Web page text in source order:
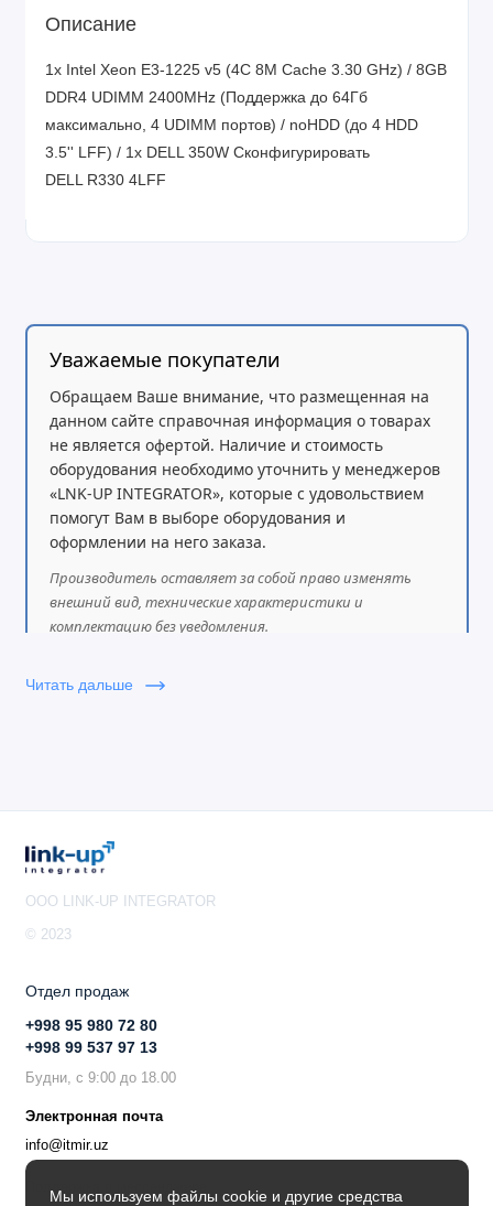
Описание
1x Intel Xeon E3-1225 v5 (4C 8M Cache 3.30 GHz) / 8GB
DDR4 UDIMM 2400MHz (Поддержка до 64Гб
максимально, 4 UDIMM портов) / noHDD (до 4 HDD
3.5'' LFF) / 1x DELL 350W Сконфигурировать
DELL R330 4LFF
Уважаемые покупатели
Обращаем Ваше внимание, что размещенная на
данном сайте справочная информация о товарах
не является офертой. Наличие и стоимость
оборудования необходимо уточнить у менеджеров
«LNK-UP INTEGRATOR», которые с удовольствием
помогут Вам в выборе оборудования и
оформлении на него заказа.
Производитель оставляет за собой право изменять
внешний вид, технические характеристики и
комплектацию без уведомления.
Читать дальше
Мы используем файлы cookie и другие средства
OOO LINK-UP INTEGRATOR
© 2023
Отдел продаж
+998 95 980 72 80
+998 99 537 97 13
Будни, с 9:00 до 18.00
Электронная почта
info@itmir.uz
Поддержка в мессенджере